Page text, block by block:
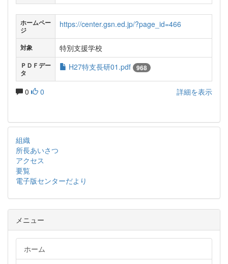
ホームペー
ジ
https://center.gsn.ed.jp/?page_id=466
対象 特別支援学校
ＰＤＦデー
タ
H27特支長研01.pdf 968
0 0 詳細を表示
組織
所長あいさつ
アクセス
要覧
電子版センターだより
メニュー
ホーム